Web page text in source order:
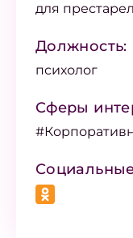
для
Должность:
психолог
Сферы